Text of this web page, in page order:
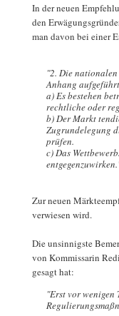
In der neuen
den
man davon bei einer
"2. Die
Anhang
a) Es bestehen
rechtliche oder
b) Der Markt
Zugrundelegung
prüfen.
c) Das
Zur neuen
verwiesen wird.
Die unsinnigste
von Kommissarin
gesagt hat:
"Erst vor